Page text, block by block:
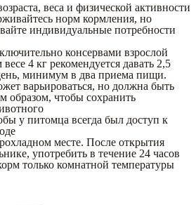
веса и физической активности
норм кормления, но
индивидуальные потребности
консервами взрослой
4 кг рекомендуется давать 2,5
минимум в два приема пищи.
варьироваться, но должна быть
образом, чтобы сохранить
у питомца всегда был доступ к
месте. После открытия
употребить в течение 24 часов
только комнатной температуры